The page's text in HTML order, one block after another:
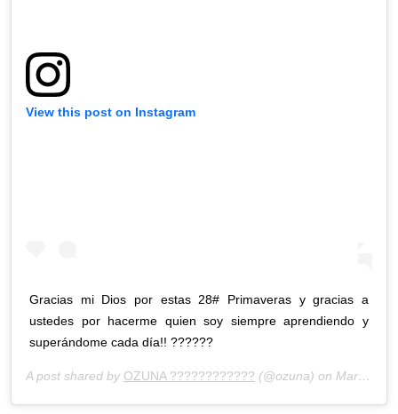
View this post on Instagram
Gracias mi Dios por estas 28# Primaveras y gracias a
ustedes por hacerme quien soy siempre aprendiendo y
superándome cada día!! ??????
A post shared by OZUNA ???????????? (@ozuna) on Mar 13, 2020 at 3:14pm PDT